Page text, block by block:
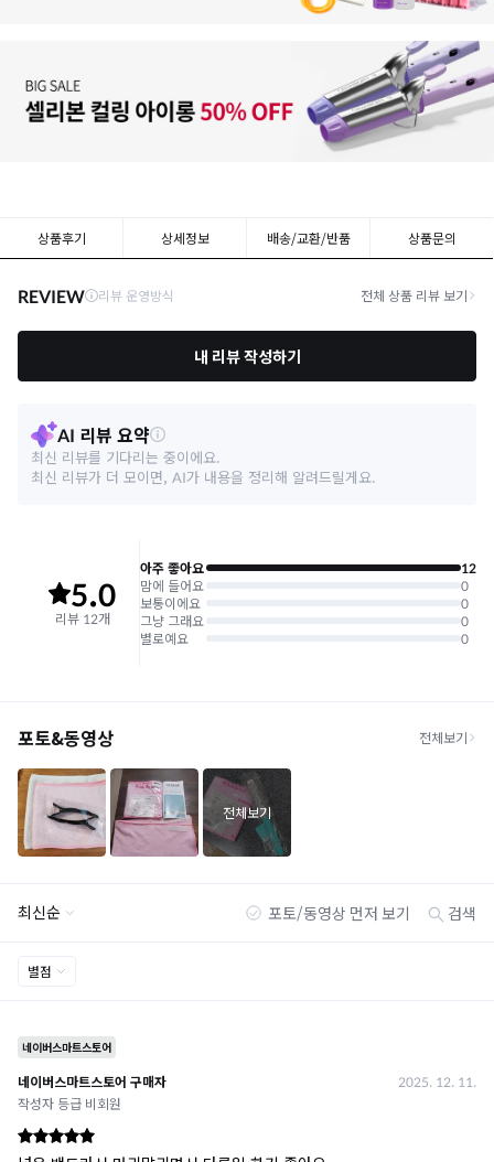
상품후기 상세정보 배송/교환/반품 상품문의